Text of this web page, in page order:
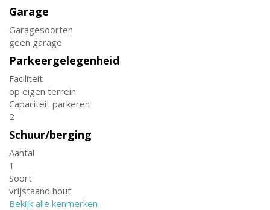
Garage
Garagesoorten
geen garage
Parkeergelegenheid
Faciliteit
op eigen terrein
Capaciteit parkeren
2
Schuur/berging
Aantal
1
Soort
vrijstaand hout
Bekijk alle kenmerken